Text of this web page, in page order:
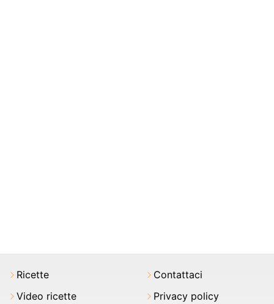
Ricette
Video ricette
Contattaci
Privacy policy